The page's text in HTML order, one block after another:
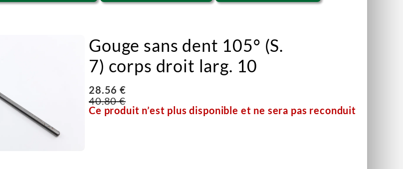
Gouge sans dent 105° (S.
7) corps droit larg. 10
28.56 €
40.80 €
Ce produit n’est plus disponible et ne sera pas reconduit